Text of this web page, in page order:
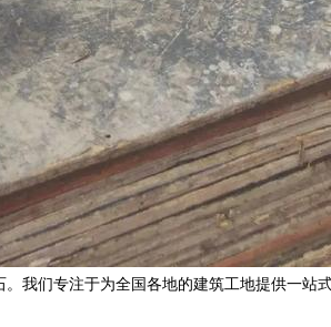
我们专注于为全国各地的建筑工地提供一站